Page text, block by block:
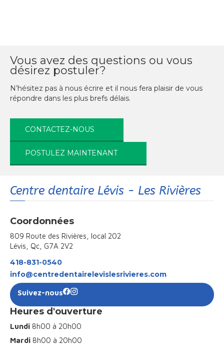
Vous avez des questions ou vous
désirez postuler?
N’hésitez pas à nous écrire et il nous fera plaisir de vous
répondre dans les plus brefs délais.
CONTACTEZ-NOUS
POSTULEZ MAINTENANT
Centre dentaire Lévis - Les Rivières
Coordonnées
809 Route des Rivières, local 202
Lévis, Qc, G7A 2V2
418-831-0540
info@centredentairelevislesrivieres.com
Suivez-nous
Heures d'ouverture
Lundi 8h00 à 20h00
Mardi 8h00 à 20h00